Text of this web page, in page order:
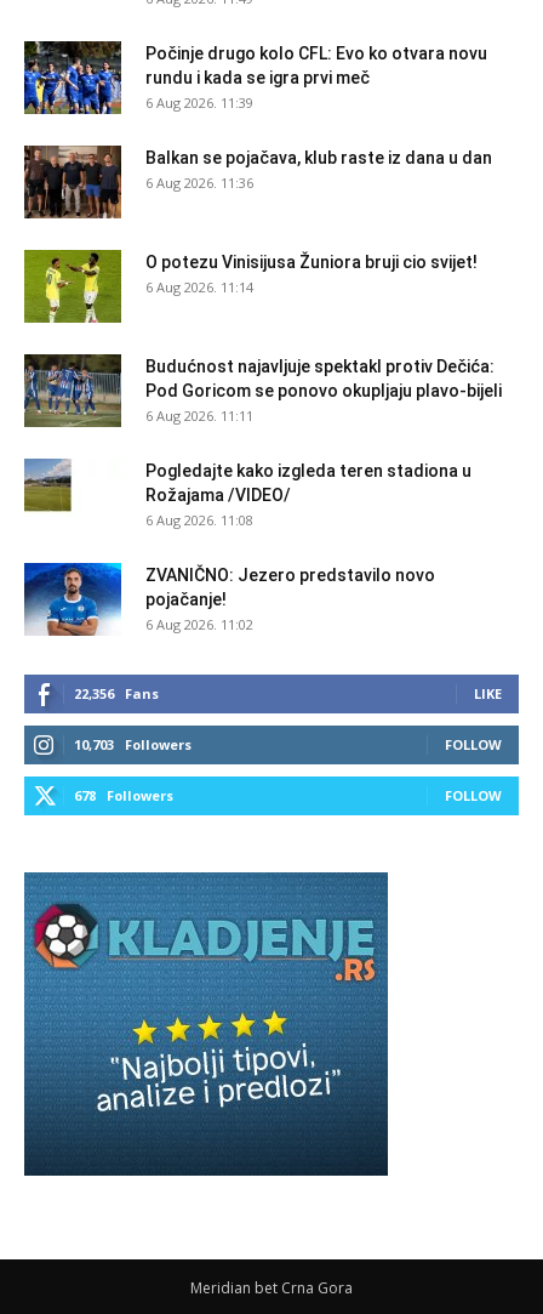
Počinje drugo kolo CFL: Evo ko otvara novu
rundu i kada se igra prvi meč
6 Aug 2026. 11:39
Balkan se pojačava, klub raste iz dana u dan
6 Aug 2026. 11:36
O potezu Vinisijusa Žuniora bruji cio svijet!
6 Aug 2026. 11:14
Budućnost najavljuje spektakl protiv Dečića:
Pod Goricom se ponovo okupljaju plavo-bijeli
6 Aug 2026. 11:11
Pogledajte kako izgleda teren stadiona u
Rožajama /VIDEO/
6 Aug 2026. 11:08
ZVANIČNO: Jezero predstavilo novo
pojačanje!
6 Aug 2026. 11:02
22,356 Fans LIKE
10,703 Followers FOLLOW
678 Followers FOLLOW
Meridian bet Crna Gora